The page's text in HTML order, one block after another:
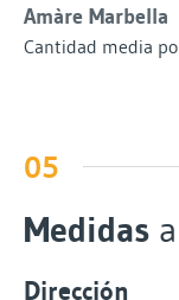
Amàre Marbella
Cantidad media
05
Medidas
Dirección